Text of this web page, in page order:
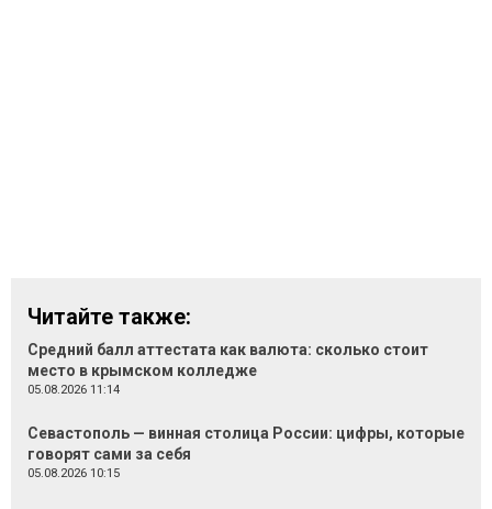
Читайте также:
Средний балл аттестата как валюта: сколько стоит
место в крымском колледже
05.08.2026 11:14
Севастополь — винная столица России: цифры, которые
говорят сами за себя
05.08.2026 10:15